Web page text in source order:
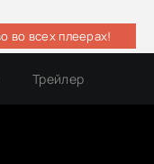
во всех плеерах!
Трейлер